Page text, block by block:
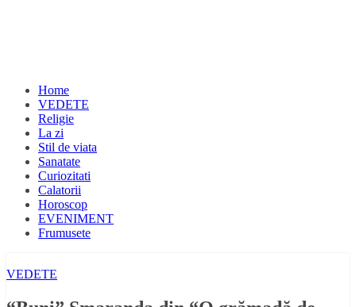
Home
VEDETE
Religie
La zi
Stil de viata
Sanatate
Curiozitati
Calatorii
Horoscop
EVENIMENT
Frumusete
VEDETE